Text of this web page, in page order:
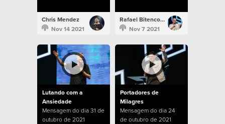
Chris Mendez
Nov 14 2021
Rafael Bitencourt
Nov 7 2021
Lutando com a
Ansiedade
Mensagem do dia 31 de
outubro de 2021
Portadores de
Milagres
Mensagem do dia 24
de outubro de 2021